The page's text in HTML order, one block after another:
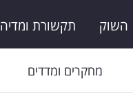
השוק תקשורת ומדיה
מחקרים ומדדים